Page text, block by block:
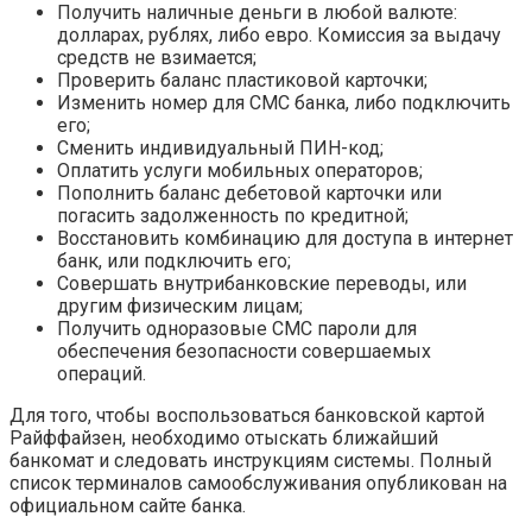
Получить наличные деньги в любой валюте:
долларах, рублях, либо евро. Комиссия за выдачу
средств не взимается;
Проверить баланс пластиковой карточки;
Изменить номер для СМС банка, либо подключить
его;
Сменить индивидуальный ПИН-код;
Оплатить услуги мобильных операторов;
Пополнить баланс дебетовой карточки или
погасить задолженность по кредитной;
Восстановить комбинацию для доступа в интернет
банк, или подключить его;
Совершать внутрибанковские переводы, или
другим физическим лицам;
Получить одноразовые СМС пароли для
обеспечения безопасности совершаемых
операций.
Для того, чтобы воспользоваться банковской картой
Райффайзен, необходимо отыскать ближайший
банкомат и следовать инструкциям системы. Полный
список терминалов самообслуживания опубликован на
официальном сайте банка.